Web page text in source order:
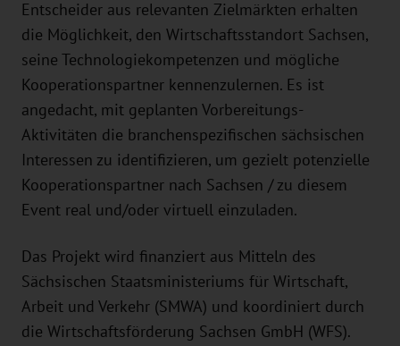
Entscheider aus relevanten Zielmärkten erhalten
die Möglichkeit, den Wirtschaftsstandort Sachsen,
seine Technologiekompetenzen und mögliche
Kooperationspartner kennenzulernen. Es ist
angedacht, mit geplanten Vorbereitungs-
Aktivitäten die branchenspezifischen sächsischen
Interessen zu identifizieren, um gezielt potenzielle
Kooperationspartner nach Sachsen / zu diesem
Event real und/oder virtuell einzuladen.
Das Projekt wird finanziert aus Mitteln des
Sächsischen Staatsministeriums für Wirtschaft,
Arbeit und Verkehr (SMWA) und koordiniert durch
die Wirtschaftsförderung Sachsen GmbH (WFS).